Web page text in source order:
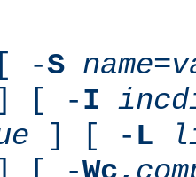
-S name=
[ -I
] [ - L